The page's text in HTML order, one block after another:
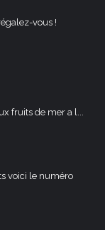
vous !
fruits de mer a l...
voici le numéro